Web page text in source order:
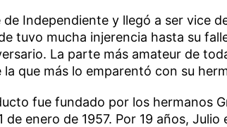
de Independiente y llegó a ser vice
tuvo mucha injerencia hasta su
La parte más amateur de
que más lo emparentó con su
fue fundado por los hermanos
de enero de 1957. Por 19 años,